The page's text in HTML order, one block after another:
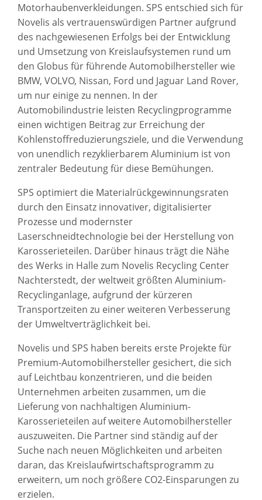
Motorhaubenverkleidungen. SPS entschied sich für
Novelis als vertrauenswürdigen Partner aufgrund
des nachgewiesenen Erfolgs bei der Entwicklung
und Umsetzung von Kreislaufsystemen rund um
den Globus für führende Automobilhersteller wie
BMW, VOLVO, Nissan, Ford und Jaguar Land Rover,
um nur einige zu nennen. In der
Automobilindustrie leisten Recyclingprogramme
einen wichtigen Beitrag zur Erreichung der
Kohlenstoffreduzierungsziele, und die Verwendung
von unendlich rezyklierbarem Aluminium ist von
zentraler Bedeutung für diese Bemühungen.
SPS optimiert die Materialrückgewinnungsraten
durch den Einsatz innovativer, digitalisierter
Prozesse und modernster
Laserschneidtechnologie bei der Herstellung von
Karosserieteilen. Darüber hinaus trägt die Nähe
des Werks in Halle zum Novelis Recycling Center
Nachterstedt, der weltweit größten Aluminium-
Recyclinganlage, aufgrund der kürzeren
Transportzeiten zu einer weiteren Verbesserung
der Umweltverträglichkeit bei.
Novelis und SPS haben bereits erste Projekte für
Premium-Automobilhersteller gesichert, die sich
auf Leichtbau konzentrieren, und die beiden
Unternehmen arbeiten zusammen, um die
Lieferung von nachhaltigen Aluminium-
Karosserieteilen auf weitere Automobilhersteller
auszuweiten. Die Partner sind ständig auf der
Suche nach neuen Möglichkeiten und arbeiten
daran, das Kreislaufwirtschaftsprogramm zu
erweitern, um noch größere CO2-Einsparungen zu
erzielen.